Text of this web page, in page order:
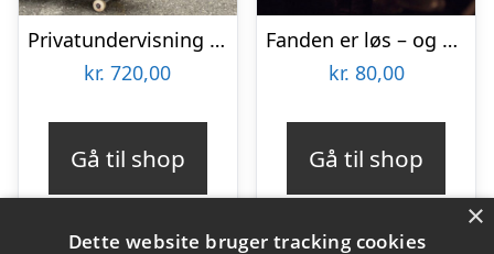
Privatundervisning i skateboarding hos L.O.W Academy
kr. 720,00
Gå til shop
Fanden er løs – og andre spektakulære fortællnger med Ghosttour
kr. 80,00
Gå til shop
×
Dette website bruger tracking cookies